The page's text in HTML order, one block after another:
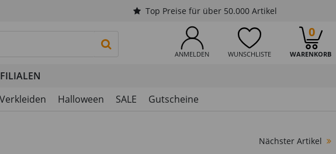
Top Preise für über 50.000 Artikel
ANMELDEN WUNSCHLISTE WARENKORB
0
PRODUKTSUCHE STARTEN
Halloween SALE Gutscheine
Nächster Artikel